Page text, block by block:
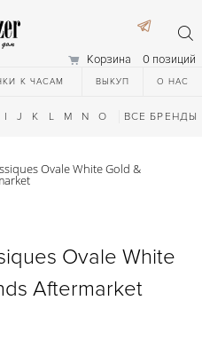
Корзина 0 позиций
К ЧАСАМ ВЫКУП О НАС
I J K L M N O Q R S T
ВСЕ БРЕНДЫ
Ovale White Gold &
Ovale White
Aftermarket